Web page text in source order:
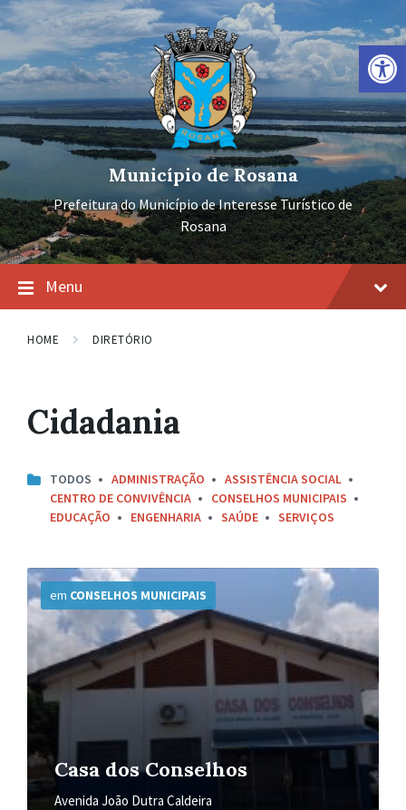
Barra de Ferramentas Aberta
Ir
para
conteúdo
Pular
para
navegação
principal
Pular
para
rodapé
Município de Rosana
Prefeitura do Município de Interesse Turístico de
Rosana
Menu
HOME DIRETÓRIO
Cidadania
TODOS ADMINISTRAÇÃO
ASSISTÊNCIA SOCIAL
CENTRO DE CONVIVÊNCIA
CONSELHOS MUNICIPAIS
EDUCAÇÃO
ENGENHARIA SAÚDE SERVIÇOS
Casa dos Conselhos
Avenida João Dutra Caldeira
em CONSELHOS MUNICIPAIS
Mais
Informações